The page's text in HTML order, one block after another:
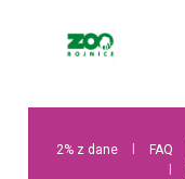
2% z dane FAQ